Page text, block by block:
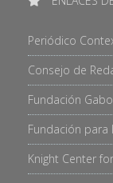
Periódico
Consejo de
Fundación Gabo
Fundación para
Knight Center